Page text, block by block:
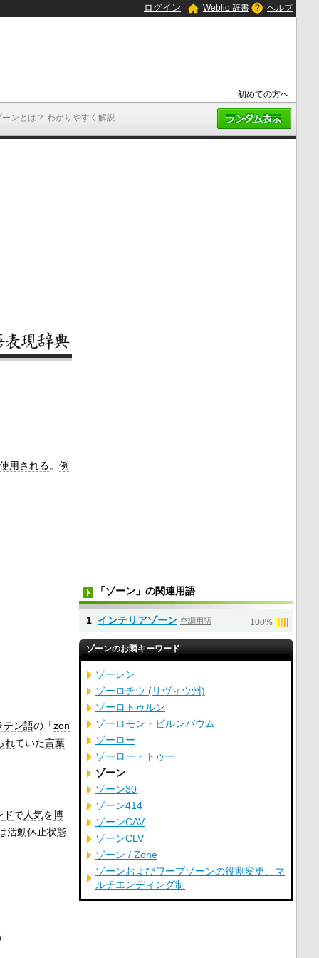
ーンとは？ わかりやすく解説
ログイン Weblio 辞書 ヘルプ
初めての方へ
用される。 例
テン語の「zon
れていた言葉
ドで人気を博
活動休止状態
「ゾーン」の関連用語
1 インテリアゾーン 空調用語 100%
ゾーンのお隣キーワード
ゾーレン
ゾーロチウ (リヴィウ州)
ゾーロトゥルン
ゾーロモン・ビルンバウム
ゾーロー
ゾーロー・トゥー
ゾーン
ゾーン30
ゾーン414
ゾーンCAV
ゾーンCLV
ゾーン / Zone
ゾーンおよびワープゾーンの役割変更、マ
ルチエンディング制